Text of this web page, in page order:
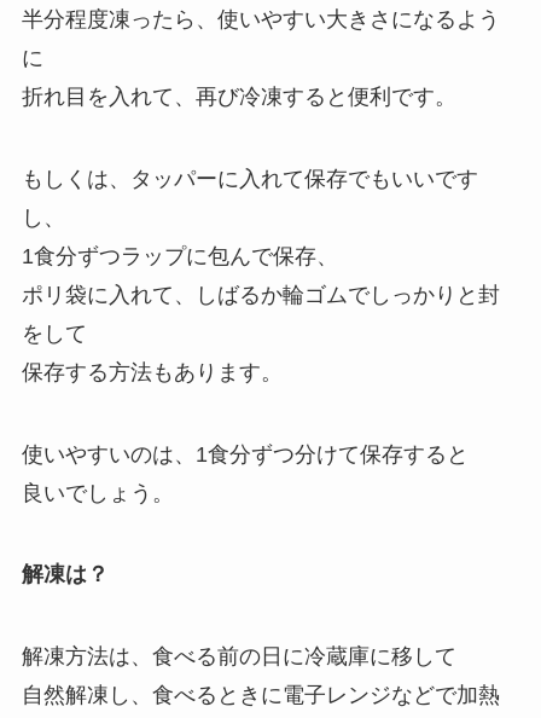
半分程度凍ったら、使いやすい大きさになるよう
に
折れ目を入れて、再び冷凍すると便利です。
もしくは、タッパーに入れて保存でもいいです
し、
1食分ずつラップに包んで保存、
ポリ袋に入れて、しばるか輪ゴムでしっかりと封
をして
保存する方法もあります。
使いやすいのは、1食分ずつ分けて保存すると
良いでしょう。
解凍は？
解凍方法は、食べる前の日に冷蔵庫に移して
自然解凍し、食べるときに電子レンジなどで加熱